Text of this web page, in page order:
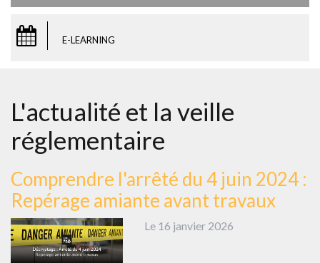
E-LEARNING
L'actualité et la veille
réglementaire
Comprendre l'arrêté du 4 juin 2024 :
Repérage amiante avant travaux
Le 16 janvier 2026